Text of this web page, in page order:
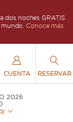
dos noches GRATIS
Conoce más
CUENTA RESERVAR
2026